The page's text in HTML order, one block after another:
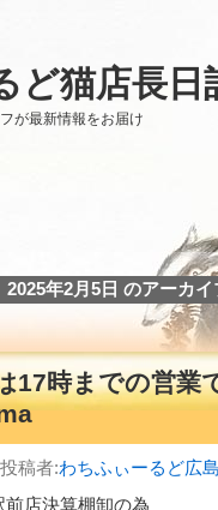
ど猫店長日
が最新情報をお届け
2025年2月5日 のアーカイ
17時までの営業
稿者:わちふぃーるど広
店決算棚卸の為